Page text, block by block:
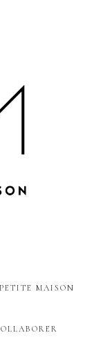
MAISON